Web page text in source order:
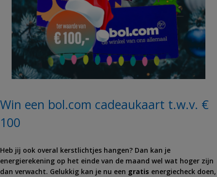
Win een bol.com cadeaukaart t.w.v. €
100
Heb jij ook overal kerstlichtjes hangen? Dan kan je
energierekening op het einde van de maand wel wat hoger zijn
dan verwacht. Gelukkig kan je nu een gratis energiecheck doen,